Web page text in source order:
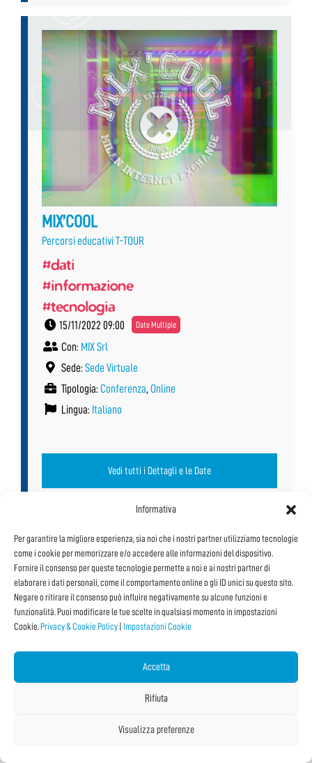
Informativa
Per garantire la migliore esperienza, sia noi che i nostri partner utilizziamo tecnologie
come i cookie per memorizzare e/o accedere alle informazioni del dispositivo.
Fornire il consenso per queste tecnologie permette a noi e ai nostri partner di
elaborare i dati personali, come il comportamento online o gli ID unici su questo sito.
Negare o ritirare il consenso può influire negativamente su alcune funzioni e
funzionalità. Puoi modificare le tue scelte in qualsiasi momento in impostazioni
Cookie. Privacy & Cookie Policy Impostazioni Cookie
Accetta
Rifiuta
Visualizza preferenze
MIX’COOL
Percorsi educativi T-TOUR
#dati
#informazione
#tecnologia
15/11/2022 09:00 Date Multiple
Con: MIX Srl
Sede: Sede Virtuale
Tipologia: Conferenza, Online
Lingua: Italiano
Vedi tutti i Dettagli e le Date
Coding Imperfetto!